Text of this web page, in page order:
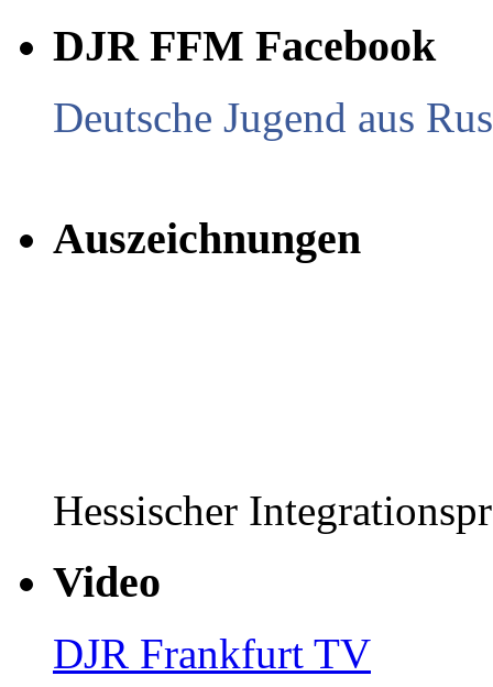
DJR FFM Facebook
Deutsche Jugend aus
Auszeichnungen
Hessischer
Video
DJR Frankfurt TV